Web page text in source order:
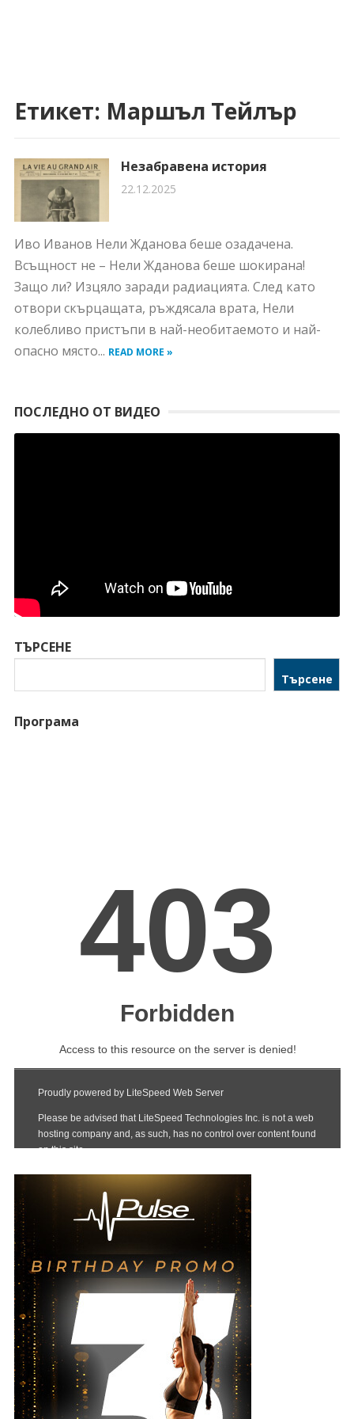
Етикет: Маршъл Тейлър
Незабравена история
22.12.2025
Иво Иванов Нели Жданова беше озадачена.
Всъщност не – Нели Жданова беше шокирана!
Защо ли? Изцяло заради радиацията. След като
отвори скърцащата, ръждясала врата, Нели
колебливо пристъпи в най-необитаемото и най-
опасно място... READ MORE »
ПОСЛЕДНО ОТ ВИДЕО
ТЪРСЕНЕ
Търсене
Програма